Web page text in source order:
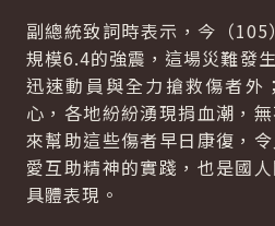
副總統致詞時表示，今（
規模6.4的強震，這場災難發
迅速動員與全力搶救傷者外
心，各地紛紛湧現捐血潮，
來幫助這些傷者早日康復，
愛互助精神的實踐，也是國
具體表現。